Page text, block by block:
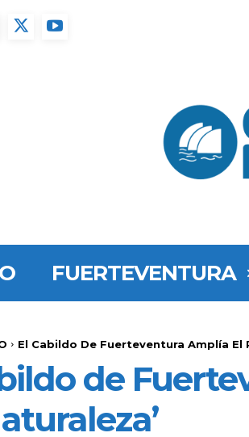
FUERTEVENTURA
El Cabildo De Fuerteventura Amplía El
de